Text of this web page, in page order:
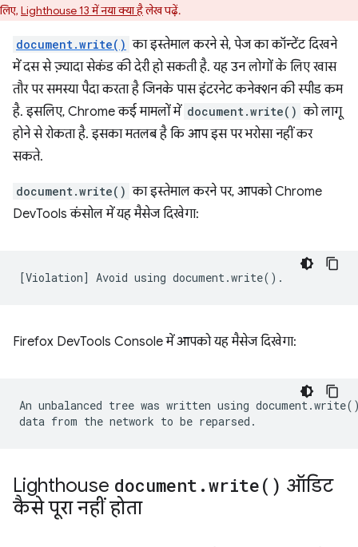
लिए, Lighthouse 13 में नया क्या हैलेख पढ़ें.
document.write() का इस्तेमाल करने से, पेज का कॉन्टेंट दिखने
में दस से ज़्यादा सेकंड की देरी हो सकती है. यह उन लोगों के लिए खास
तौर पर समस्या पैदा करता है जिनके पास इंटरनेट कनेक्शन की स्पीड कम
है. इसलिए, Chrome कई मामलों में document.write() को लागू
होने से रोकता है. इसका मतलब है कि आप इस पर भरोसा नहीं कर
सकते.
document.write() का इस्तेमाल करने पर, आपको Chrome
DevTools कंसोल में यह मैसेज दिखेगा:
Firefox DevTools Console में आपको यह मैसेज दिखेगा:
An unbalanced tree was written using
Lighthouse document .write( ) ऑडिट
कैसे पूरा नहीं होता